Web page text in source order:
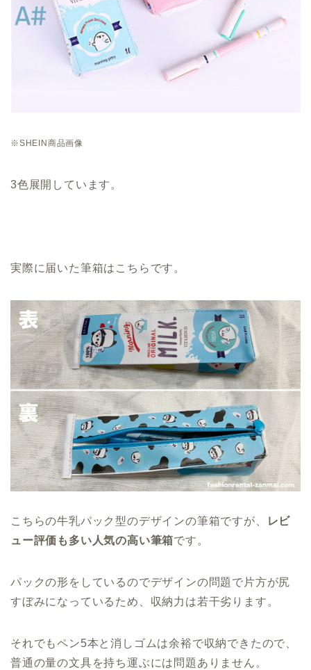
※SHEIN商品画像
3色展開しています。
実際に届いた筆箱はこちらです。
こちらの牛乳パック型のデザインの筆箱ですが、
レビ
ュー評価も多い人気の高い筆箱です。
パックの形をしているのでデザインの問題で片方が尻
すぼみになっているため、収納力は若干劣ります。
それでもペン5本と消しゴムは余裕で収納できたので、
普通の量の文具を持ち運ぶには問題ありません。